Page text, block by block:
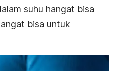
suhu hangat bisa
bisa untuk